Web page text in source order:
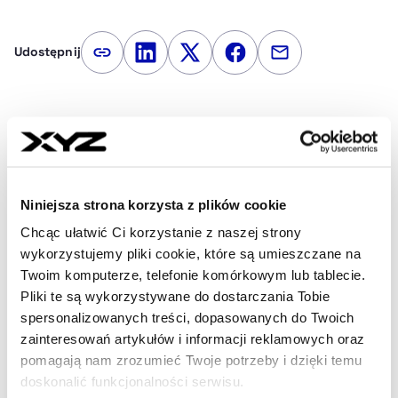
Niniejsza strona korzysta z plików cookie
Chcąc ułatwić Ci korzystanie z naszej strony
wykorzystujemy pliki cookie, które są umieszczane na
Twoim komputerze, telefonie komórkowym lub tablecie.
Pliki te są wykorzystywane do dostarczania Tobie
spersonalizowanych treści, dopasowanych do Twoich
zainteresowań artykułów i informacji reklamowych oraz
pomagają nam zrozumieć Twoje potrzeby i dzięki temu
doskonalić funkcjonalności serwisu.
Najnowsze
54 min temu
USA: Zgoda senatu na finansowanie
instytucji federalnych, by uniknąć
paraliżu rządu
Udostępnij Kopiuj link artykułu
Udostępnij na LinkedIn
Udostępnij na Twitterze
Udostępnij na
Udostępnij
Badanie zaufania: polscy
pracownicy wątpią, czy szefowie dbają o ich potrzeby